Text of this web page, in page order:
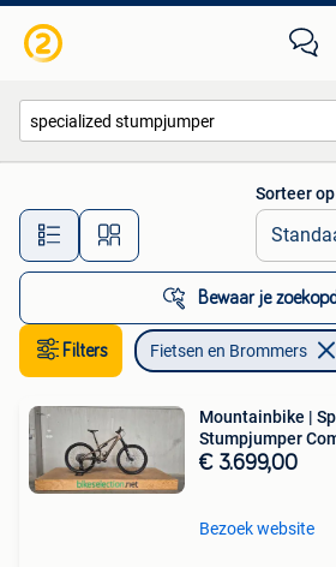
Alle afstanden…
Sorteer op
Bewaar je
Filters Fietsen en Brommers
Mountainbike |
Stumpjumper
€ 3.699,00
Bezoek website